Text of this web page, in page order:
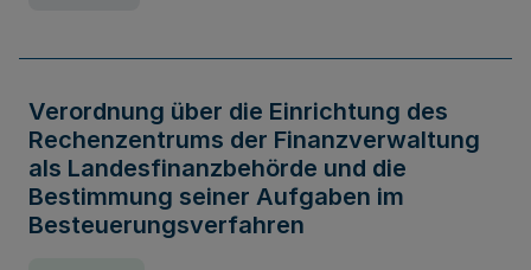
Verordnung über die Einrichtung des
Rechenzentrums der Finanzverwaltung
als Landesfinanzbehörde und die
Bestimmung seiner Aufgaben im
Besteuerungsverfahren